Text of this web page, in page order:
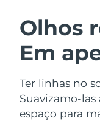
Olhos
Em
Ter linhas no
Suavizamo-
espaço para
Anti-
Áustria
Barein
Bélgica
Bermudas